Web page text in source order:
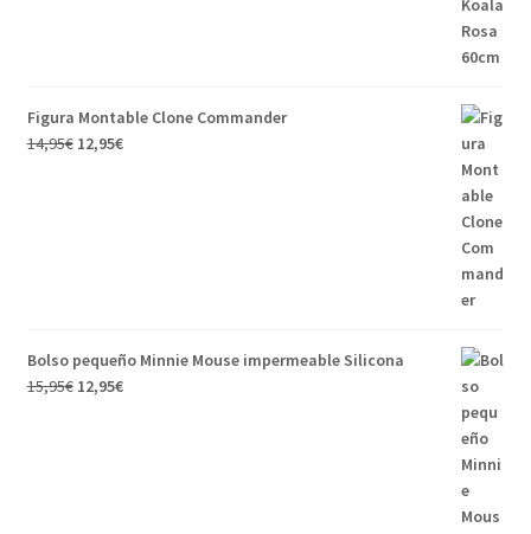
Figura Montable Clone Commander
14,95€ 12,95€
Bolso pequeño Minnie Mouse impermeable Silicona
15,95€ 12,95€